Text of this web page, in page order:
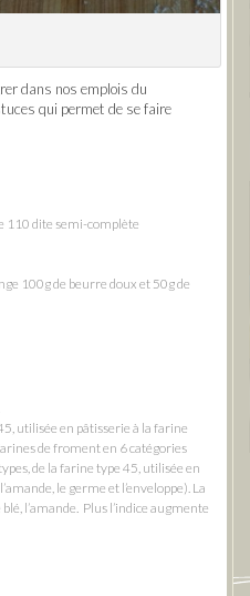
dans nos emplois du
qui permet de se faire
110 dite semi-complète
100g de beurre doux et 50g de
utilisée en pâtisserie à la farine
de froment en 6 catégories
de la farine type 45, utilisée en
le germe et l’enveloppe). La
l’amande. Plus l’indice augmente